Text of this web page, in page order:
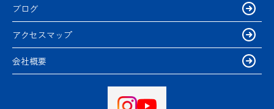
ブログ
アクセスマップ
会社概要